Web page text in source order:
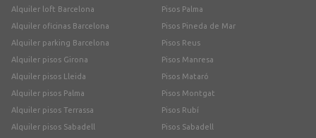
Alquiler loft Barcelona
Alquiler oficinas Barcelona
Alquiler parking Barcelona
Alquiler pisos Girona
Alquiler pisos Lleida
Alquiler pisos Palma
Alquiler pisos Terrassa
Alquiler pisos Sabadell
Pisos Palma
Pisos Pineda de Mar
Pisos Reus
Pisos Manresa
Pisos Mataró
Pisos Montgat
Pisos Rubí
Pisos Sabadell